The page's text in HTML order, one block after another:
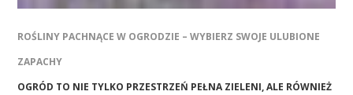
ROŚLINY PACHNĄCE W OGRODZIE – WYBIERZ SWOJE ULUBIONE
ZAPACHY
OGRÓD TO NIE TYLKO PRZESTRZEŃ PEŁNA ZIELENI, ALE RÓWNIEŻ